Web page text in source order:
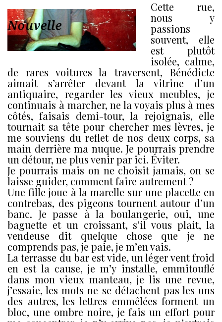
Cette rue,
nous y
passions
souvent, elle
est plutôt
isolée, calme,
de rares voitures la traversent, Bénédicte
aimait s’arrêter devant la vitrine d’un
antiquaire, regarder les vieux meubles, je
continuais à marcher, ne la voyais plus à mes
côtés, faisais demi-tour, la rejoignais, elle
tournait sa tête pour chercher mes lèvres, je
me souviens du reflet de nos deux corps, sa
main derrière ma nuque. Je pourrais prendre
un détour, ne plus venir par ici. Éviter.
Je pourrais mais on ne choisit jamais, on se
laisse guider, comment faire autrement ?
Une fille joue à la marelle sur une placette en
contrebas, des pigeons tournent autour d’un
banc. Je passe à la boulangerie, oui, une
baguette et un croissant, s’il vous plait, la
vendeuse dit quelque chose que je ne
comprends pas, je paie, je m’en vais.
La terrasse du bar est vide, un léger vent froid
en est la cause, je m’y installe, emmitouflé
dans mon vieux manteau, je lis une revue,
j’essaie, les mots ne se détachent pas les uns
des autres, les lettres emmêlées forment un
bloc, une ombre noire, je fais un effort pour